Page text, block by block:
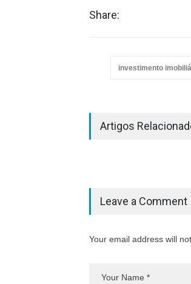
Share:
investimento
Artigos
Leave a Comment
Your email address will